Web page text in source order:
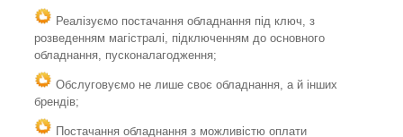
Реалізуємо постачання обладнання під ключ, з
розведенням магістралі, підключенням до основного
обладнання, пусконалагодження;
Обслуговуємо не лише своє обладнання, а й інших
брендів;
Постачання обладнання з можливістю оплати